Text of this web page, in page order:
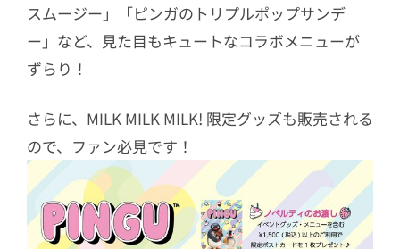
スムージー」「ピンガのトリプルポップサンデ
ー」など、見た目もキュートなコラボメニューが
ずらり！
さらに、MILK MILK MILK! 限定グッズも販売される
ので、ファン必見です！